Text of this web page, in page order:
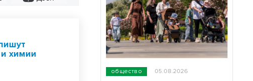
химии
общество 05.08.2026